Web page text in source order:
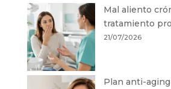
Mal aliento
tratamiento
21/07/2026
Plan anti-